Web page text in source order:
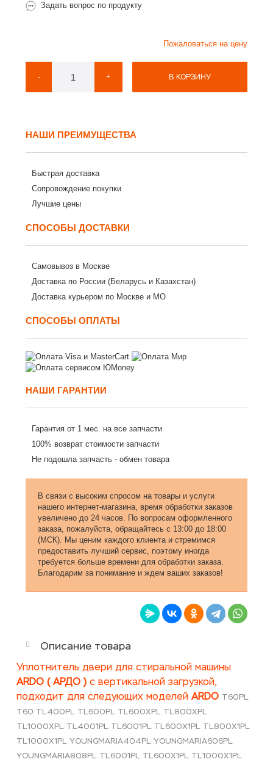
Задать вопрос по продукту
Пожаловаться на цену
- + В КОРЗИНУ
НАШИ ПРЕИМУЩЕСТВА
Быстрая доставка
Сопровождение покупки
Лучшие цены
СПОСОБЫ ДОСТАВКИ
Самовывоз в Москве
Доставка по России (Беларусь и Казахстан)
Доставка курьером по Москве и МО
СПОСОБЫ ОПЛАТЫ
НАШИ ГАРАНТИИ
Гарантия от 1 мес. на все запчасти
100% возврат стоимости запчасти
Не подошла запчасть - обмен товара
В связи с высоким спросом на товары и услуги
нашего интернет-магазина, время обработки заказов
увеличено до 24 часов. По вопросам оформленного
заказа, пожалуйста, обращайтесь с 13:00 до 18:00
(МСК). Мы ценим каждого клиента и стремимся
предоставить лучший сервис, поэтому иногда
требуется больше времени для обработки заказа.
Благодарим за понимание и ждем ваших заказов!
Описание товара
Уплотнитель двери для стиральной машины
ARDO ( АРДО ) с вертикальной загрузкой,
подходит для следующих моделей ARDO T60PL
T60 TL400PL TL600PL TL600XPL TL800XPL
TL1000XPL TL4001PL TL6001PL TL600X1PL TL800X1PL
TL1000X1PL YOUNGMARIA404PL YOUNGMARIA606PL
YOUNGMARIA808PL TL6001PL TL600X1PL TL1000X1PL